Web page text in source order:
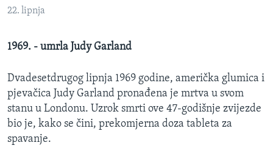
MAGAZIN
PRATITE NAS
22. lipnja
1969. - umrla Judy Garland
Dvadesetdrugog lipnja 1969 godine, američka glumica i
pjevačica Judy Garland pronađena je mrtva u svom
stanu u Londonu. Uzrok smrti ove 47-godišnje zvijezde
bio je, kako se čini, prekomjerna doza tableta za
spavanje.